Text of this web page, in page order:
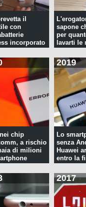
il
con
incorporato
sapone
per
lavarti le
chip
a rischio
di milioni
2019
Lo
senza
Huawei
entro la
2017